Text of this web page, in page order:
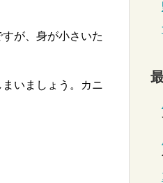
が、身が小さいた
いましょう。カニ